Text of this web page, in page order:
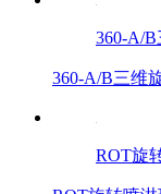
360-A/
360-A/B三维
ROT旋